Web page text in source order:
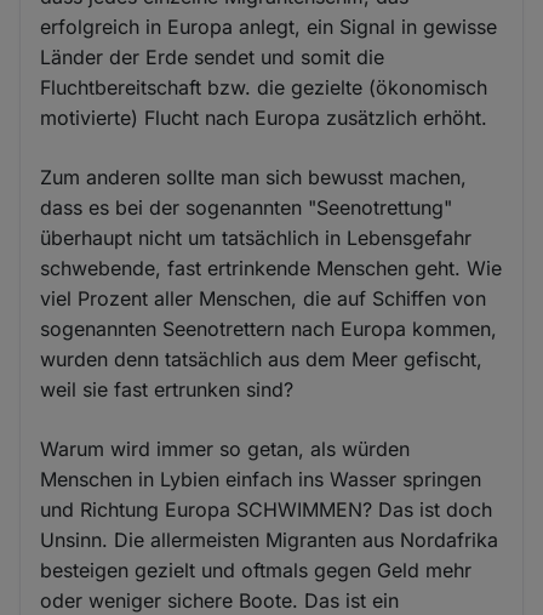
erfolgreich in Europa anlegt, ein Signal in gewisse
Länder der Erde sendet und somit die
Fluchtbereitschaft bzw. die gezielte (ökonomisch
motivierte) Flucht nach Europa zusätzlich erhöht.
Zum anderen sollte man sich bewusst machen,
dass es bei der sogenannten "Seenotrettung"
überhaupt nicht um tatsächlich in Lebensgefahr
schwebende, fast ertrinkende Menschen geht. Wie
viel Prozent aller Menschen, die auf Schiffen von
sogenannten Seenotrettern nach Europa kommen,
wurden denn tatsächlich aus dem Meer gefischt,
weil sie fast ertrunken sind?
Warum wird immer so getan, als würden
Menschen in Lybien einfach ins Wasser springen
und Richtung Europa SCHWIMMEN? Das ist doch
Unsinn. Die allermeisten Migranten aus Nordafrika
besteigen gezielt und oftmals gegen Geld mehr
oder weniger sichere Boote. Das ist ein